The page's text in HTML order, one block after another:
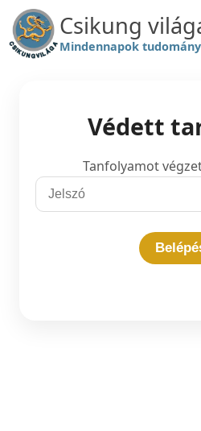
Csikung
Mindennapok
Védett
Tanfolyamot